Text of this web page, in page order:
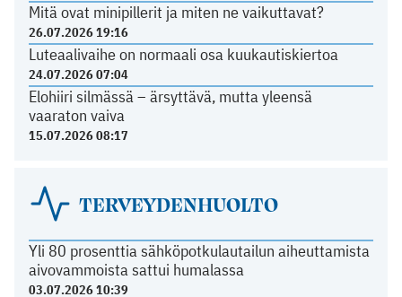
Mitä ovat minipillerit ja miten ne vaikuttavat?
26.07.2026 19:16
Luteaalivaihe on normaali osa kuukautiskiertoa
24.07.2026 07:04
Elohiiri silmässä – ärsyttävä, mutta yleensä
vaaraton vaiva
15.07.2026 08:17
TERVEYDENHUOLTO
Yli 80 prosenttia sähköpotkulautailun aiheuttamista
aivovammoista sattui humalassa
03.07.2026 10:39